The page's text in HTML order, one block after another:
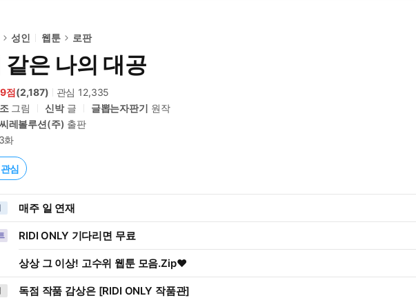
성인 웹툰 로판
같은 나의 대공
(2,187) 관심 12,335
그림 신박글 글뽑는자판기 원작
레볼루션(주) 출판
화
관심
매주 일 연재
RIDI ONLY 기다리면 무료
상상 그 이상! 고수위 웹툰 모음.Zip♥
독점 작품 감상은 [RIDI ONLY 작품관]